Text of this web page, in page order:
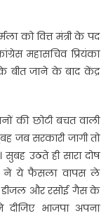
को वित्त मंत्री के पद
महासचिव प्रियंका
के बीत जाने के बाद केंद्र
की छोटी बचत वाली
जब सरकारी जागी तो
उठते ही सारा दोष
ने ये फैसला वापस ले
डीजल और रसोई गैस के
भाजपा अपना